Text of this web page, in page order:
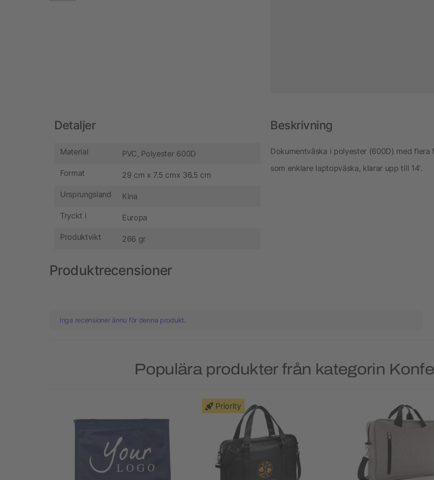
Detaljer
Material PVC, Polyester 600D
Format 29 cm x 7.5 cmx 36.5 cm
Ursprungsland Kina
Tryckt i Europa
Produktvikt 266 gr
Beskrivning
Dokumentväska i polyester (600D) med flera
som enklare laptopväska, klarar upp till 14'.
Produktrecensioner
Inga recensioner ännu för denna produkt.
Populära produkter från kategorin
Priority